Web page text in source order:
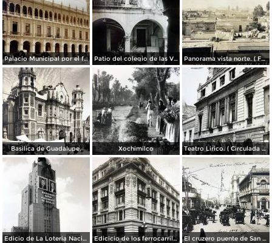
Palacio Municipal por el fotografo Hugo Brehme.. Patio del colegio de las Vizcainas por el fotografo Hugo Brehme. Panorama vista norte. ( Fechada el 20 de Junio de 1905 ).
Basilica de Guadalupe. Xochimilco Teatro Lirico. ( Circulada el 1 de Agosto de 1926 ).
Edicio de La Loteria Nacional Ciudad de México Abril de 1964 Edicicio de los ferrocarriles. El cruzero puente de San Francisco y Guardiola por el fotografo Felix Miret.